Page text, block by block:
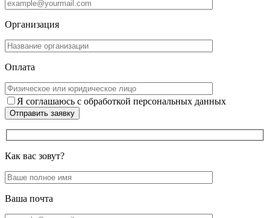
Организация
Оплата
Я соглашаюсь с обработкой персональных данных
Отправить заявку
Как вас зовут?
Ваша почта